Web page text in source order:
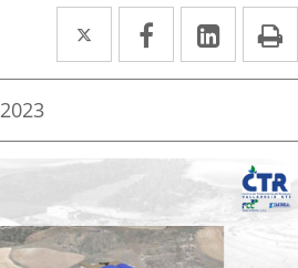
Twitter
Enlace
a
aplicación
externa.
Facebook
Enlace
a
aplicación
externa.
Enlace
a